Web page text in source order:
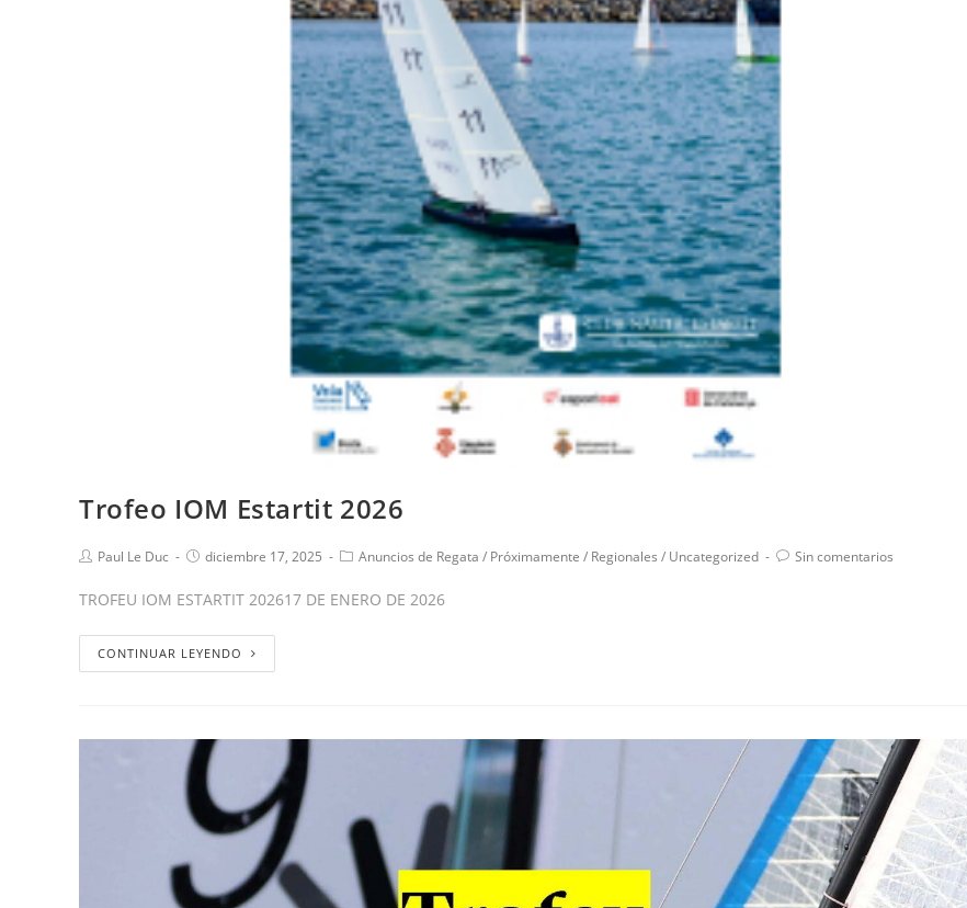
Trofeo IOM Estartit 2026
Paul Le Duc diciembre 17, 2025 Anuncios de Regata / Próximamente / Regionales / Uncategorized Sin comentarios
TROFEU IOM ESTARTIT 202617 DE ENERO DE 2026
CONTINUAR LEYENDO